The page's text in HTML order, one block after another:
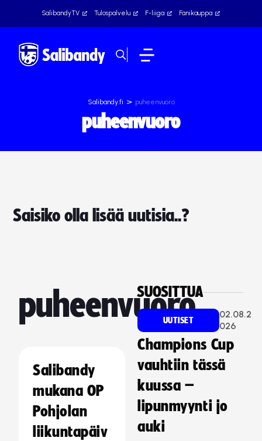
SalibandyTV Tulospalvelu F-liiga Fanikauppa
Salibandy.fi > puheenvuoro
puheenvuoro
Saisiko olla lisää uutisia..?
puheenvuoro
Salibandy
mukana OP
Pohjolan
liikuntapäiv
SUOSITTUA
UUTISET
02.08.2
026
Champions Cup
vauhtiin tässä
kuussa –
lipunmyynti jo
auki